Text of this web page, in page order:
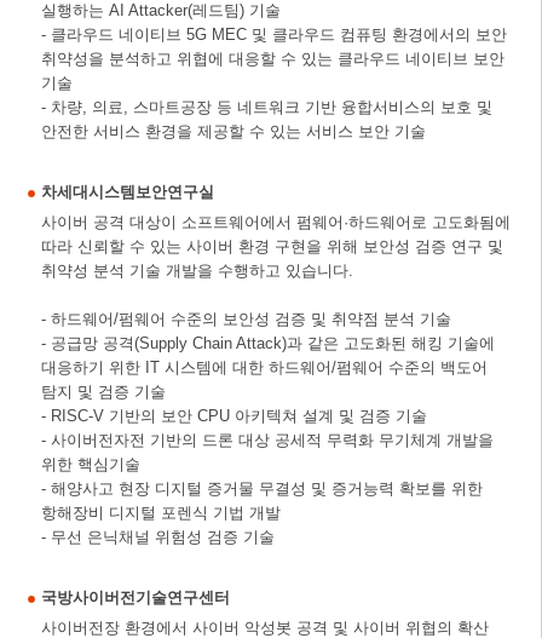
실행하는 AI Attacker(레드팀) 기술
- 클라우드 네이티브 5G MEC 및 클라우드 컴퓨팅 환경에서의 보안
취약성을 분석하고 위협에 대응할 수 있는 클라우드 네이티브 보안
기술
- 차량, 의료, 스마트공장 등 네트워크 기반 융합서비스의 보호 및
안전한 서비스 환경을 제공할 수 있는 서비스 보안 기술
차세대시스템보안연구실
사이버 공격 대상이 소프트웨어에서 펌웨어·하드웨어로 고도화됨에
따라 신뢰할 수 있는 사이버 환경 구현을 위해 보안성 검증 연구 및
취약성 분석 기술 개발을 수행하고 있습니다.
- 하드웨어/펌웨어 수준의 보안성 검증 및 취약점 분석 기술
- 공급망 공격(Supply Chain Attack)과 같은 고도화된 해킹 기술에
대응하기 위한 IT 시스템에 대한 하드웨어/펌웨어 수준의 백도어
탐지 및 검증 기술
- RISC-V 기반의 보안 CPU 아키텍쳐 설계 및 검증 기술
- 사이버전자전 기반의 드론 대상 공세적 무력화 무기체계 개발을
위한 핵심기술
- 해양사고 현장 디지털 증거물 무결성 및 증거능력 확보를 위한
항해장비 디지털 포렌식 기법 개발
- 무선 은닉채널 위험성 검증 기술
국방사이버전기술연구센터
사이버전장 환경에서 사이버 악성봇 공격 및 사이버 위협의 확산